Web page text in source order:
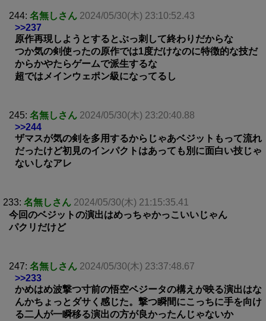
244: 名無しさん 2024/05/30(木) 23:10:52.43
>>237
原作再現しようとするとぶっ刺して終わりだからな
つか気の剣使ったの原作では1度だけなのに特徴的な技だ
からかやたらゲームで派生するな
超ではメインウェポン級になってるし
245: 名無しさん 2024/05/30(木) 23:20:40.88
>>244
ザマスが気の剣を多用するからじゃあベジットもって流れ
だったけど初見のインパクトはあっても別に面白い技じゃ
ないしなアレ
233: 名無しさん 2024/05/30(木) 21:15:35.41
今回のベジットの演出はめっちゃかっこいいじゃん
パクリだけど
247: 名無しさん 2024/05/30(木) 23:37:48.67
>>233
かめはめ波撃つ寸前の悟空ベジータの構えが映る演出はな
んかちょっとダサく感じた。撃つ瞬間にこっちに手を向け
る二人が一瞬移る演出の方が良かったんじゃないか